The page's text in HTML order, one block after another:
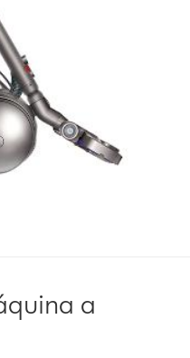
a